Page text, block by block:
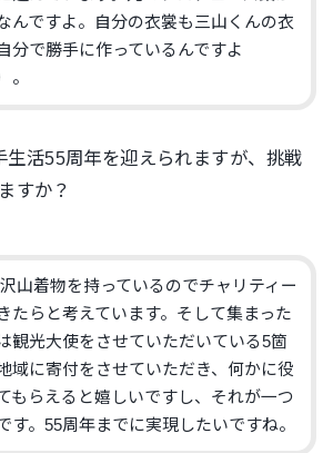
んですよ。自分の衣裳も三山くんの衣
分で勝手に作っているんですよ
。
活55周年を迎えられますが、挑戦
すか？
山着物を持っているのでチャリティー
たらと考えています。そして集まった
観光大使をさせていただいている5箇
域に寄付をさせていただき、何かに役
もらえると嬉しいですし、それが一つ
す。 55周年までに実現したいですね。